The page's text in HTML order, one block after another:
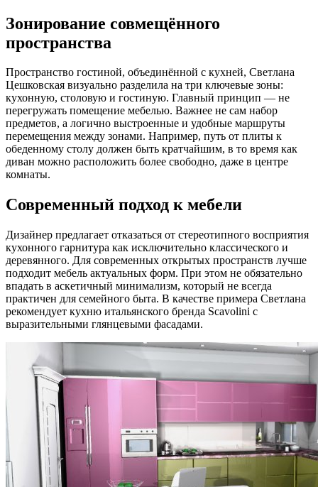
Зонирование совмещённого
пространства
Пространство гостиной, объединённой с кухней, Светлана
Цешковская визуально разделила на три ключевые зоны:
кухонную, столовую и гостиную. Главный принцип — не
перегружать помещение мебелью. Важнее не сам набор
предметов, а логично выстроенные и удобные маршруты
перемещения между зонами. Например, путь от плиты к
обеденному столу должен быть кратчайшим, в то время как
диван можно расположить более свободно, даже в центре
комнаты.
Современный подход к мебели
Дизайнер предлагает отказаться от стереотипного восприятия
кухонного гарнитура как исключительно классического и
деревянного. Для современных открытых пространств лучше
подходит мебель актуальных форм. При этом не обязательно
впадать в аскетичный минимализм, который не всегда
практичен для семейного быта. В качестве примера Светлана
рекомендует кухню итальянского бренда Scavolini с
выразительными глянцевыми фасадами.